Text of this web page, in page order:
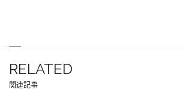
RELATED
関連記事